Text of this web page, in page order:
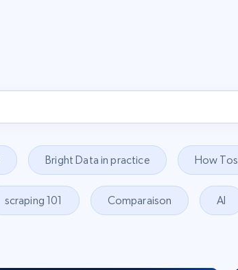
Bright Data in practice How Tos
scraping 101 Comparaison AI